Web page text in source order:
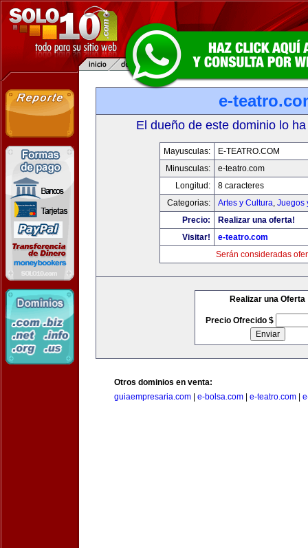
e-
El dueño de este dominio lo
Mayusculas:
E-TEATRO.COM
Minusculas:
e-teatro.com
Longitud:
8 caracteres
Categorias:
Artes y Cultura, Juegos
Precio:
Realizar una oferta!
Visitar!
e-teatro.com
Serán consideradas
Realizar una Oferta
Precio Ofrecido $
Otros dominios en venta:
guiaempresaria.com
e-bolsa.com e-teatro.com